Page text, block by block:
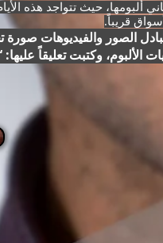
ألبومها، حيث تتواجد هذه
قريباً.
الصور والفيديوهات صورة